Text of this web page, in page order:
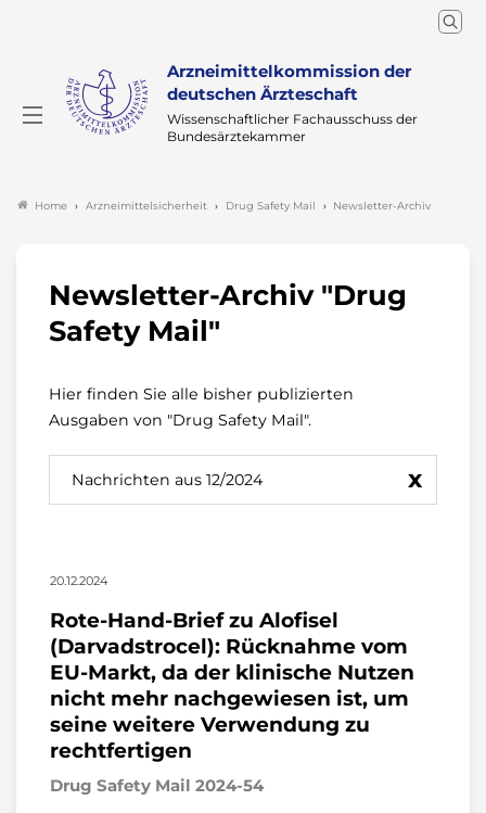
Arzneimittelkommission der
deutschen Ärzteschaft
Wissenschaftlicher Fachausschuss der
Bundesärztekammer
Home Arzneimittelsicherheit Drug Safety Mail Newsletter-Archiv
Newsletter-Archiv "Drug
Safety Mail"
Hier finden Sie alle bisher publizierten
Ausgaben von "Drug Safety Mail".
Nachrichten aus 12/2024 x
20.12.2024
Rote-Hand-Brief zu Alofisel
(Darvadstrocel): Rücknahme vom
EU-Markt, da der klinische Nutzen
nicht mehr nachgewiesen ist, um
seine weitere Verwendung zu
rechtfertigen
Drug Safety Mail 2024-54